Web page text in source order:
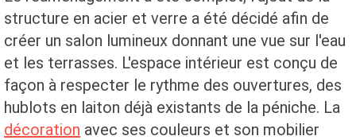
structure en acier et verre a été décidé afin de
créer un salon lumineux donnant une vue sur l'eau
et les terrasses. L'espace intérieur est conçu de
façon à respecter le rythme des ouvertures, des
hublots en laiton déjà existants de la péniche. La
décoration avec ses couleurs et son mobilier